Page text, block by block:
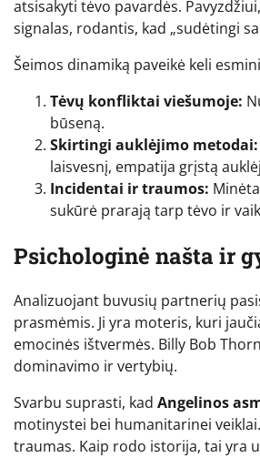
atsisakyti tėvo pavardės.
signalas, rodantis, kad „sudėtingi
Šeimos dinamiką paveikė keli
Tėvų konfliktai viešumoje:
būseną.
Skirtingi auklėjimo metodai:
laisvesnį, empatija grįstą
Incidentai ir traumos:
sukūrė prarają tarp tėvo ir
Psichologinė našta ir
Analizuojant buvusių partnerių
prasmėmis. Ji yra moteris, kuri
emocinės ištvermės. Billy Bob
dominavimo ir vertybių.
Svarbu suprasti, kad Angelinos
motinystei bei humanitarinei
traumas. Kaip rodo istorija, tai yra